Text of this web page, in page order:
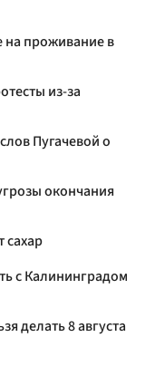
на проживание в
из-за
Пугачевой о
окончания
сахар
с Калининградом
делать 8 августа